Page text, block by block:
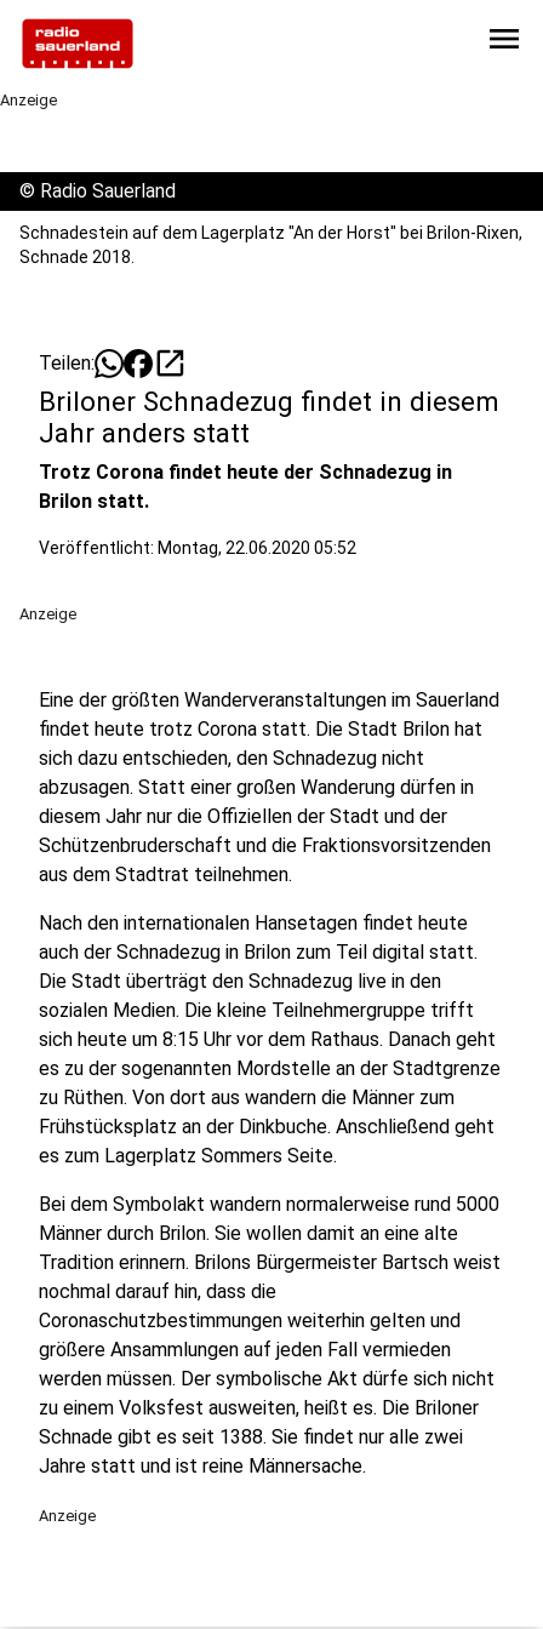
menu
Anzeige
© Radio Sauerland
Schnadestein auf dem Lagerplatz "An der Horst" bei Brilon-Rixen,
Schnade 2018.
Teilen: open_in_new
Briloner Schnadezug findet in diesem
Jahr anders statt
Trotz Corona findet heute der Schnadezug in
Brilon statt.
Veröffentlicht: Montag, 22.06.2020 05:52
Anzeige
Eine der größten Wanderveranstaltungen im Sauerland
findet heute trotz Corona statt. Die Stadt Brilon hat
sich dazu entschieden, den Schnadezug nicht
abzusagen. Statt einer großen Wanderung dürfen in
diesem Jahr nur die Offiziellen der Stadt und der
Schützenbruderschaft und die Fraktionsvorsitzenden
aus dem Stadtrat teilnehmen.
Nach den internationalen Hansetagen findet heute
auch der Schnadezug in Brilon zum Teil digital statt.
Die Stadt überträgt den Schnadezug live in den
sozialen Medien. Die kleine Teilnehmergruppe trifft
sich heute um 8:15 Uhr vor dem Rathaus. Danach geht
es zu der sogenannten Mordstelle an der Stadtgrenze
zu Rüthen. Von dort aus wandern die Männer zum
Frühstücksplatz an der Dinkbuche. Anschließend geht
es zum Lagerplatz Sommers Seite.
Bei dem Symbolakt wandern normalerweise rund 5000
Männer durch Brilon. Sie wollen damit an eine alte
Tradition erinnern. Brilons Bürgermeister Bartsch weist
nochmal darauf hin, dass die
Coronaschutzbestimmungen weiterhin gelten und
größere Ansammlungen auf jeden Fall vermieden
werden müssen. Der symbolische Akt dürfe sich nicht
zu einem Volksfest ausweiten, heißt es. Die Briloner
Schnade gibt es seit 1388. Sie findet nur alle zwei
Jahre statt und ist reine Männersache.
Anzeige